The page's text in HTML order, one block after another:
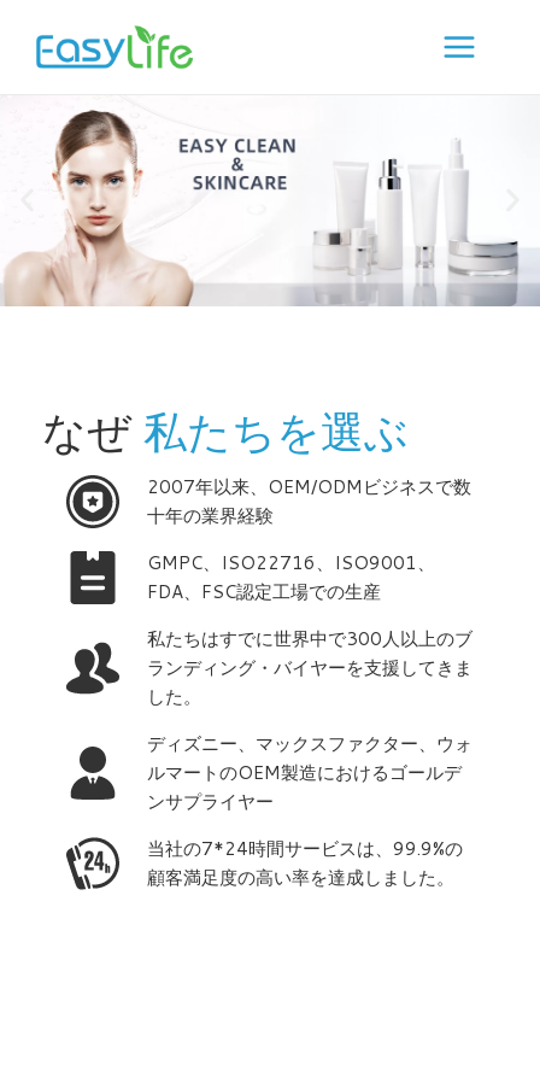
キ
ッ
なぜ私たちを選ぶ
2007年以来、OEM/ODMビジネスで数
十年の業界経験
GMPC、ISO22716、ISO9001、
FDA、FSC認定工場での生産
私たちはすでに世界中で300人以上のブ
ランディング・バイヤーを支援してきま
した。
ディズニー、マックスファクター、ウォ
ルマートのOEM製造におけるゴールデ
ンサプライヤー
当社の7*24時間サービスは、99.9%の
顧客満足度の高い率を達成しました。